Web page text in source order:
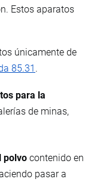
Estos aparatos
únicamente de
85.31 .
para la
de minas,
polvo contenido en
pasar a